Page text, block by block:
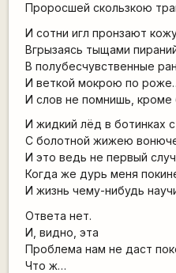
Проросшей скользкою
И сотни игл пронзают
Вгрызаясь тыщами
В полубесчувственные
И веткой мокрою по
И слов не помнишь, кроме
И жидкий лёд в ботинках
С болотной жижею
И это ведь не первый
Когда же дурь меня
И жизнь чему-нибудь
Ответа нет.
И, видно, эта
Проблема нам не даст
Что ж…